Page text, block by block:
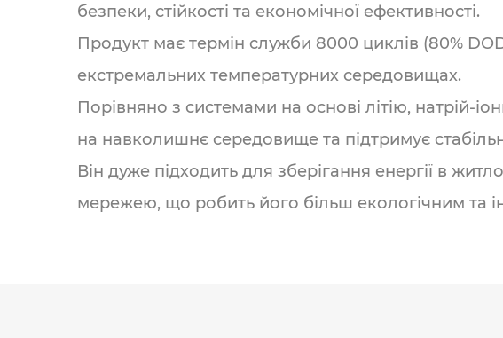
системи
безпеки, стійкості та економічної ефективності.
Продукт має термін служби 8000 циклів (80%
екстремальних температурних середовищах.
Порівняно з системами на основі літію, натрій-
на навколишнє середовище та підтримує
Він дуже підходить для зберігання енергії в
мережею, що робить його більш екологічним та